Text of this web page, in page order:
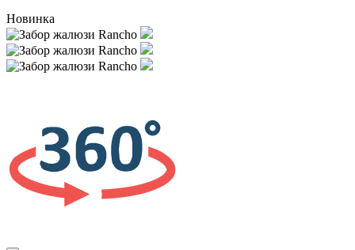
Новинка